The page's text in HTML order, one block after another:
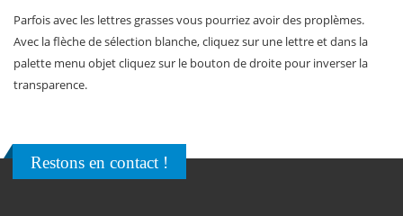
Parfois avec les lettres grasses vous pourriez avoir des proplèmes.
Avec la flèche de sélection blanche, cliquez sur une lettre et dans la
palette menu objet cliquez sur le bouton de droite pour inverser la
transparence.
Restons en contact !